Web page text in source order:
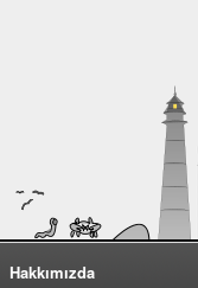
Hakkımızda